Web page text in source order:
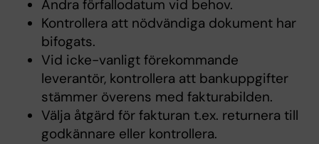
Ändra förfallodatum vid behov.
Kontrollera att nödvändiga dokument har
bifogats.
Vid icke-vanligt förekommande
leverantör, kontrollera att bankuppgifter
stämmer överens med fakturabilden.
Välja åtgärd för fakturan t.ex. returnera till
godkännare eller kontrollera.